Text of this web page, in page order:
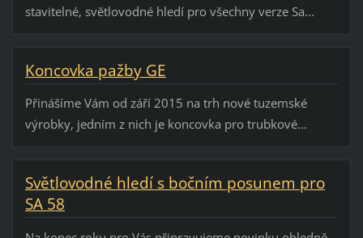
stavitelné, světlovodné hledí pro všechny verze Sa...
Koncovka pažby GE
Přinášíme Vám od září 2015 na trh nové tuzemské
výrobky, jedním z nich je koncovka pro trubkové...
Světlovodné hledí s bočním posunem pro
SA 58